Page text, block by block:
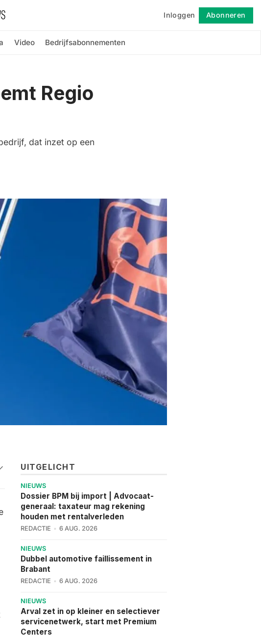
Inloggen Abonneren
Video Bedrijfsabonnementen
Regio
dat inzet op een
UITGELICHT
NIEUWS
Dossier BPM bij import | Advocaat-
generaal: taxateur mag rekening
houden met rentalverleden
REDACTIE 6 AUG. 2026
NIEUWS
Dubbel automotive faillissement in
Brabant
REDACTIE 6 AUG. 2026
NIEUWS
Arval zet in op kleiner en selectiever
servicenetwerk, start met Premium
Centers